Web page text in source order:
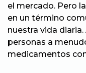
el mercado. Pero
en un término
nuestra vida
personas a
medicamentos